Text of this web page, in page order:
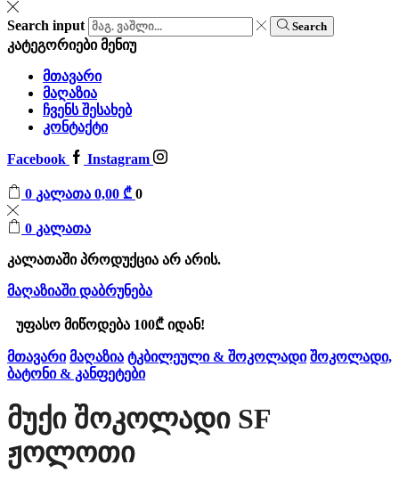
Search input Search
კატეგორიებიმენიუ
მთავარი
მაღაზია
ჩვენს შესახებ
კონტაქტი
Facebook Instagram
0 კალათა 0,00 ₾ 0
0 კალათა
კალათაში პროდუქცია არ არის.
მაღაზიაში დაბრუნება
უფასო მიწოდება 100₾ იდან!
მთავარი მაღაზია ტკბილეული & შოკოლადი შოკოლადი,
ბატონი & კანფეტები
Მუქი Შოკოლადი SF
Ჟოლოთი